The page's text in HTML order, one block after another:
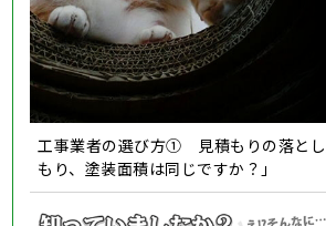
工事業者の選び方① 見積もりの落と
もり、塗装面積は同じですか？」